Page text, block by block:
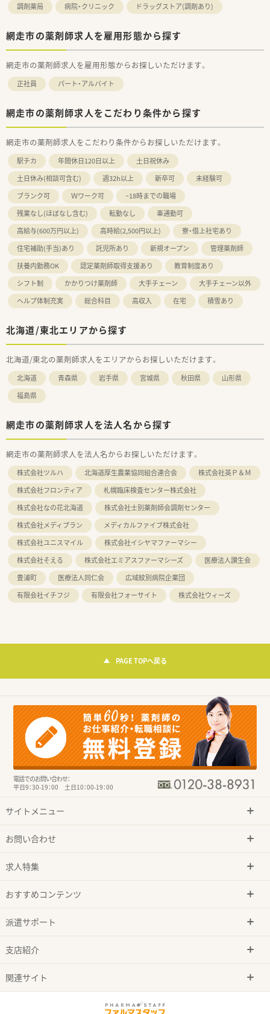
調剤薬局 病院・クリニック ドラッグストア(調剤あり)
網走市の薬剤師求人を雇用形態から探す
網走市の薬剤師求人を雇用形態からお探しいただけます。
正社員 パート・アルバイト
網走市の薬剤師求人をこだわり条件から探す
網走市の薬剤師求人をこだわり条件からお探しいただけます。
駅チカ 年間休日120日以上
土日祝休み
土日休み(相談可含む)
週32h以上 新卒可
未経験可
ブランク可
Ｗワーク可
~18時までの職場
残業なし(ほぼなし含む)
転勤なし
車通勤可
高給与(600万円以上)
高時給(2,500円以上)
寮・借上社宅あり
住宅補助(手当)あり
託児所あり 新規オープン
管理薬剤師
扶養内勤務OK
認定薬剤師取得支援あり
教育制度あり
シフト制
かかりつけ薬剤師 大手チェーン
大手チェーン以外
ヘルプ体制充実
総合科目 高収入 在宅 積雪あり
北海道/東北エリアから探す
北海道/東北の薬剤師求人をエリアからお探しいただけます。
北海道 青森県 岩手県 宮城県 秋田県
山形県
福島県
網走市の薬剤師求人を法人名から探す
網走市の薬剤師求人を法人名からお探しいただけます。
株式会社ツルハ 北海道厚生農業協同組合連合会
株式会社英Ｐ＆Ｍ
株式会社フロンティア
札幌臨床検査センター株式会社
株式会社なの花北海道
株式会社士別薬剤師会調剤センター
株式会社メディプラン
メディカルファイブ株式会社
株式会社ユニスマイル
株式会社イシヤマファーマシー
株式会社そえる
株式会社エミアスファーマシーズ
医療法人讃生会
豊浦町
医療法人同仁会
広域紋別病院企業団
有限会社イチフジ
有限会社フォーサイト 株式会社ウィーズ
PAGE TOPへ戻る
電話でのお問い合わせ：
平日9：30-19：00 土日10：00-19：00
サイトメニュー
お問い合わせ
求人特集
おすすめコンテンツ
派遣サポート
支店紹介
関連サイト